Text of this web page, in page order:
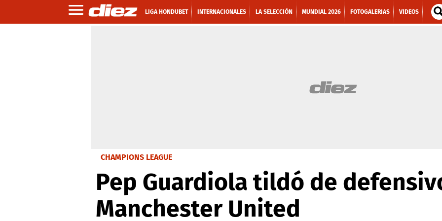
LIGA HONDUBET INTERNACIONALES LA SELECCIÓN MUNDIAL 2026 FOTOGALERIAS VIDEOS
CHAMPIONS LEAGUE
Pep Guardiola tildó de
Manchester United